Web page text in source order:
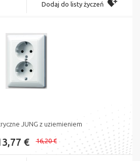
Dodaj do listy życzeń
JUNG z uziemieniem
€ 16,20 €